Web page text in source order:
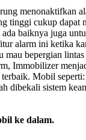
menonaktifkan
tinggi cukup dapat
baiknya juga
alarm ini ketika
mau bepergian
Immobilizer
terbaik. Mobil seperti:
dibekali sistem
ke dalam.